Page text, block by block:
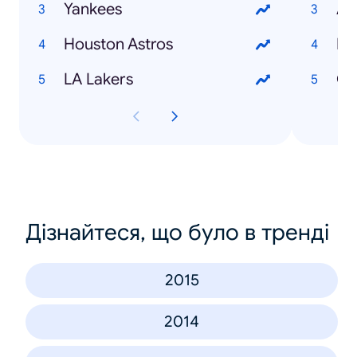
Yankees
Houston Astros
LA Lakers
Дізнайтеся, що було в тренді
2015
2014